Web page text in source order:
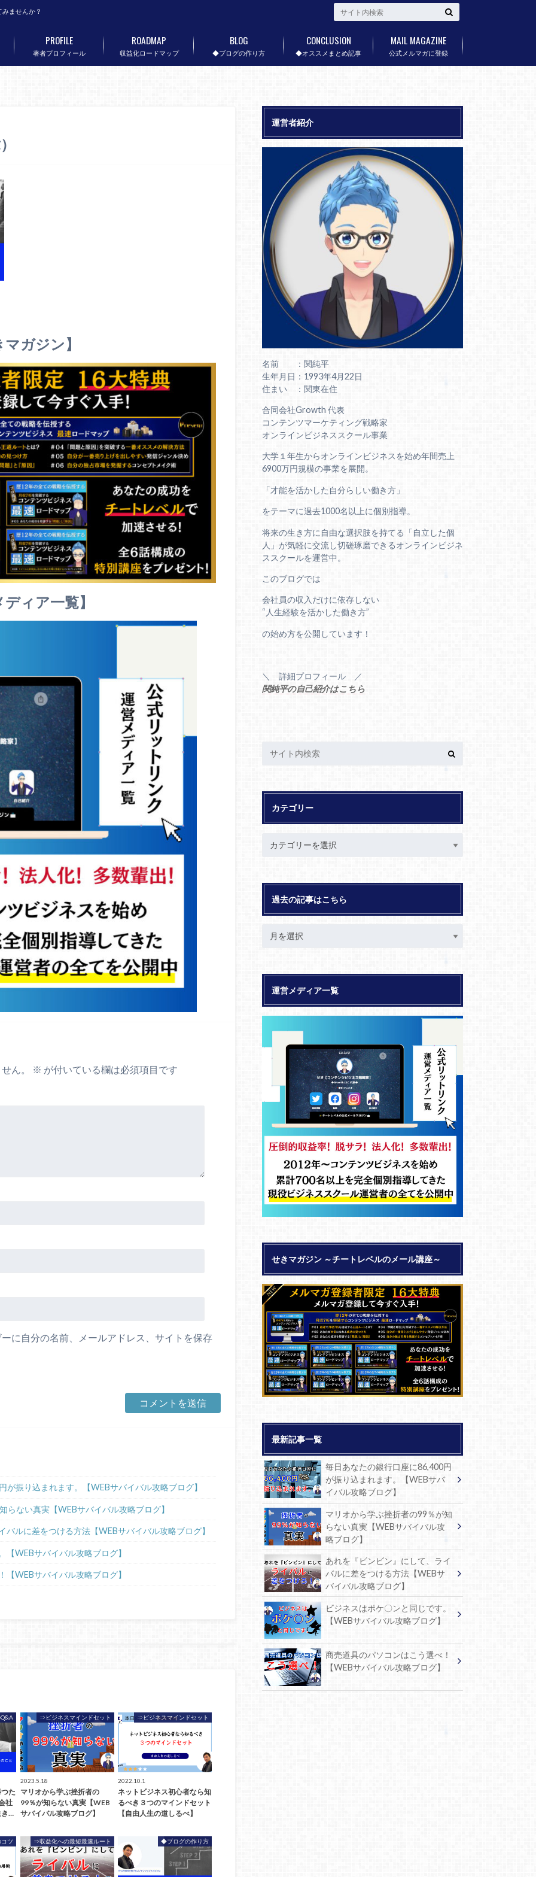
ませんか？
著者プロフィール
PROFILE
収益化ロードマップ
ROADMAP
◆ブログの作り方
BLOG
◆オススメまとめ記事
CONCLUSION
公式メルマガに登録
MAIL MAGAZINE
ガジン】
ィア一覧】
ん。 ※ が付いている欄は必須項目です
に自分の名前、メールアドレス、サイトを保存
が振り込まれます。【WEBサバイバル攻略ブログ】
らない真実【WEBサバイバル攻略ブログ】
ルに差をつける方法【WEBサバイバル攻略ブログ】
WEBサバイバル攻略ブログ】
WEBサバイバル攻略ブログ】
た
社
き…
⇒ビジネスマインドセット
2023.5.18
マリオから学ぶ挫折者の
99％が知らない真実【WEB
サバイバル攻略ブログ】
⇒ビジネスマインドセット
2022.10.1
ネットビジネス初心者なら知
るべき３つのマインドセット
【自由人生の道しるべ】
ツ ⇒収益化への最短最速ルート ◆ブログの作り方
運営者紹介
名前 ：関純平
生年月日：1993年4月22日
住まい ：関東在住
合同会社Growth 代表
コンテンツマーケティング戦略家
オンラインビジネススクール事業
大学１年生からオンラインビジネスを始め年間売上
6900万円規模の事業を展開。
「才能を活かした自分らしい働き方」
をテーマに過去1000名以上に個別指導。
将来の生き方に自由な選択肢を持てる「自立した個
人」が気軽に交流し切磋琢磨できるオンラインビジネ
ススクールを運営中。
このブログでは
会社員の収入だけに依存しない
“人生経験を活かした働き方”
の始め方を公開しています！
＼ 詳細プロフィール ／
関純平の自己紹介はこちら
カテゴリー
過去の記事はこちら
運営メディア一覧
せきマガジン ～チートレベルのメール講座～
最新記事一覧
毎日あなたの銀行口座に86,400円
が振り込まれます。【WEBサバ
イバル攻略ブログ】
マリオから学ぶ挫折者の99％が知
らない真実【WEBサバイバル攻
略ブログ】
あれを『ビンビン』にして、ライ
バルに差をつける方法【WEBサ
バイバル攻略ブログ】
ビジネスはポケ〇ンと同じです。
【WEBサバイバル攻略ブログ】
商売道具のパソコンはこう選べ！
【WEBサバイバル攻略ブログ】